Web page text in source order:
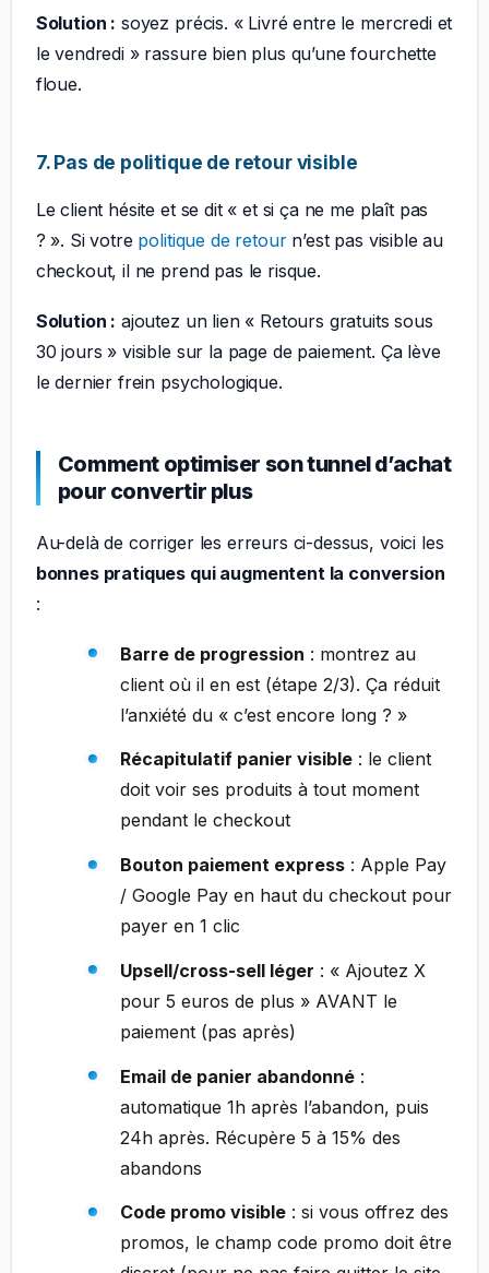
Solution : soyez précis. « Livré entre le mercredi et
le vendredi » rassure bien plus qu’une fourchette
floue.
7. Pas de politique de retour visible
Le client hésite et se dit « et si ça ne me plaît pas
? ». Si votre politique de retourn’est pas visible au
checkout, il ne prend pas le risque.
Solution : ajoutez un lien « Retours gratuits sous
30 jours » visible sur la page de paiement. Ça lève
le dernier frein psychologique.
Comment optimiser son tunnel d’achat
pour convertir plus
Au-delà de corriger les erreurs ci-dessus, voici les
bonnes pratiques qui augmentent la conversion
:
Barre de progression : montrez au
client où il en est (étape 2/3). Ça réduit
l’anxiété du « c’est encore long ? »
Récapitulatif panier visible: le client
doit voir ses produits à tout moment
pendant le checkout
Bouton paiement express: Apple Pay
/ Google Pay en haut du checkout pour
payer en 1 clic
Upsell/cross-sell léger : « Ajoutez X
pour 5 euros de plus » AVANT le
paiement (pas après)
Email de panier abandonné:
automatique 1h après l’abandon, puis
24h après. Récupère 5 à 15% des
abandons
Code promo visible: si vous offrez des
promos, le champ code promo doit être